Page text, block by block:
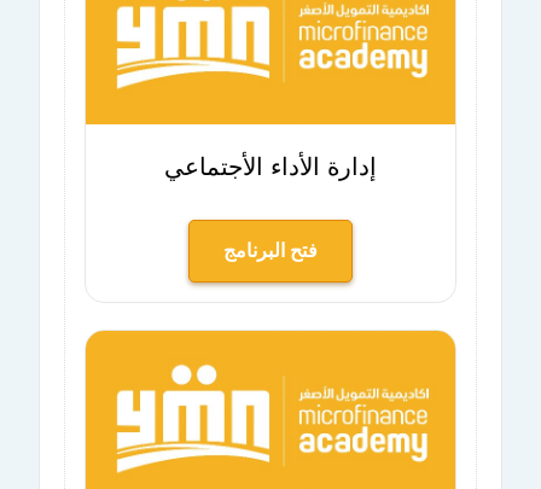
إدارة الأداء الأجتماعي
فتح البرنامج